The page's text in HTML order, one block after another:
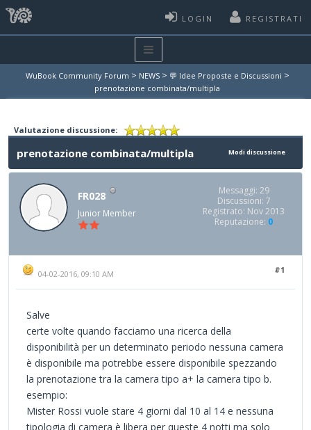
LOGIN REGISTRATI
WuBook Community Forum > NEWS > 💬 Idee Proposte e Discussioni >
prenotazione combinata/multipla
Valutazione discussione:
Modi discussione
prenotazione combinata/multipla
FR028
Junior Member
Messaggi: 29
Discussioni: 7
Registrato: Nov 2013
Reputazione: 0
#1
04-02-2016, 09:10 AM
Salve
certe volte quando facciamo una ricerca della
disponibilità per un determinato periodo nessuna camera
è disponibile ma potrebbe essere disponibile spezzando
la prenotazione tra la camera tipo a+ la camera tipo b.
esempio:
Mister Rossi vuole stare 4 giorni dal 10 al 14 e nessuna
tipologia di camera è libera per queste 4 notti ma solo